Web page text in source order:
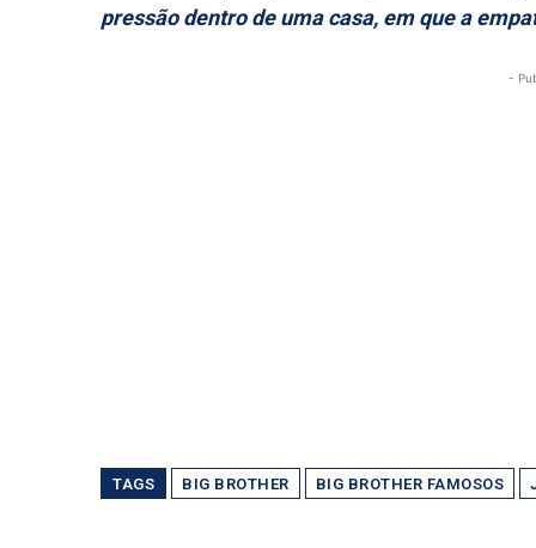
pressão dentro de uma casa, em que a
-
TAGS BIG BROTHER BIG BROTHER FAMOSOS